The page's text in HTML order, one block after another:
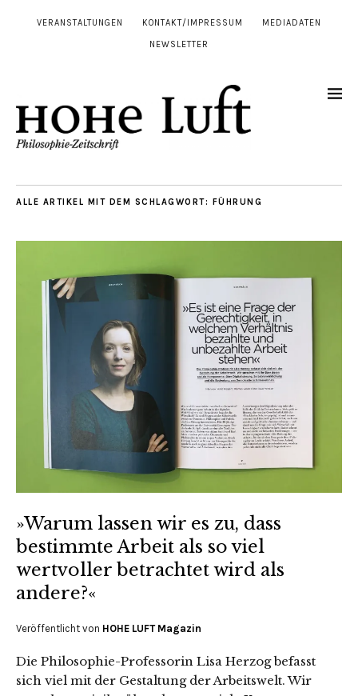
VERANSTALTUNGEN KONTAKT/IMPRESSUM MEDIADATEN
NEWSLETTER
ALLE ARTIKEL MIT DEM SCHLAGWORT: FÜHRUNG
»Warum lassen wir es zu, dass
bestimmte Arbeit als so viel
wertvoller betrachtet wird als
andere?«
Veröffentlicht von HOHE LUFT Magazin
Die Philosophie-Professorin Lisa Herzog befasst
sich viel mit der Gestaltung der Arbeitswelt. Wir